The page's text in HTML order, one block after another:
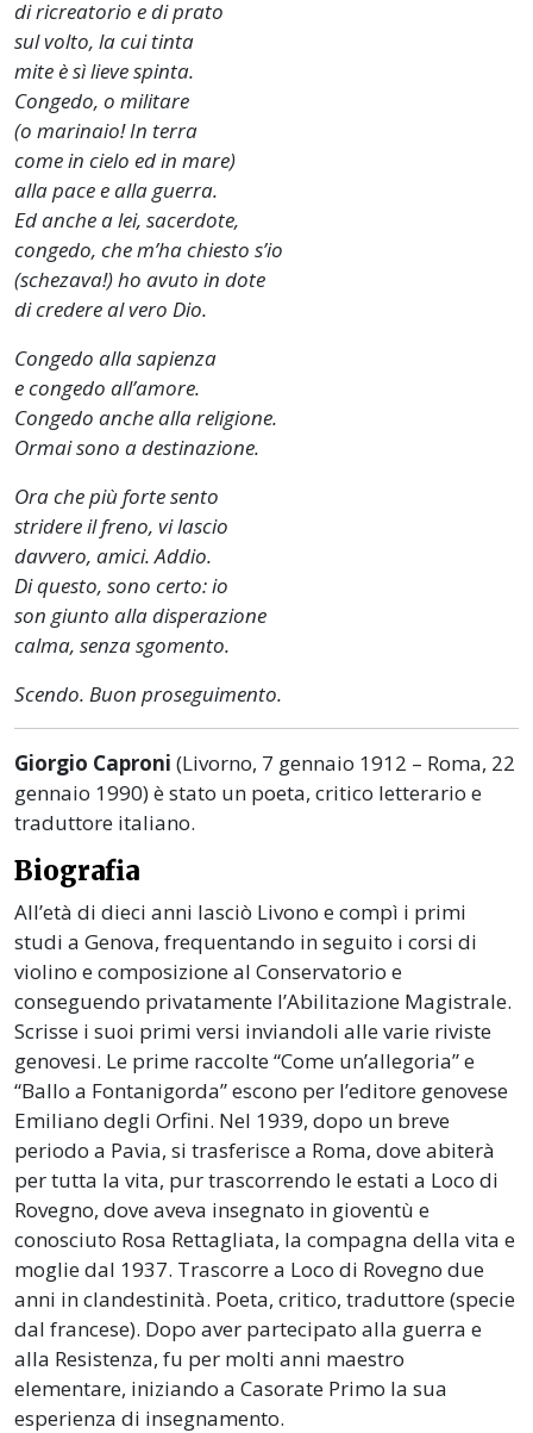
di ricreatorio e di prato
sul volto, la cui tinta
mite è sì lieve spinta.
Congedo, o militare
(o marinaio! In terra
come in cielo ed in mare)
alla pace e alla guerra.
Ed anche a lei, sacerdote,
congedo, che m’ha chiesto s’io
(schezava!) ho avuto in dote
di credere al vero Dio.
Congedo alla sapienza
e congedo all’amore.
Congedo anche alla religione.
Ormai sono a destinazione.
Ora che più forte sento
stridere il freno, vi lascio
davvero, amici. Addio.
Di questo, sono certo: io
son giunto alla disperazione
calma, senza sgomento.
Scendo. Buon proseguimento.
Giorgio Caproni (Livorno, 7 gennaio 1912 – Roma, 22
gennaio 1990) è stato un poeta, critico letterario e
traduttore italiano.
Biografia
All’età di dieci anni lasciò Livono e compì i primi
studi a Genova, frequentando in seguito i corsi di
violino e composizione al Conservatorio e
conseguendo privatamente l’Abilitazione Magistrale.
Scrisse i suoi primi versi inviandoli alle varie riviste
genovesi. Le prime raccolte “Come un’allegoria” e
“Ballo a Fontanigorda” escono per l’editore genovese
Emiliano degli Orfini. Nel 1939, dopo un breve
periodo a Pavia, si trasferisce a Roma, dove abiterà
per tutta la vita, pur trascorrendo le estati a Loco di
Rovegno, dove aveva insegnato in gioventù e
conosciuto Rosa Rettagliata, la compagna della vita e
moglie dal 1937. Trascorre a Loco di Rovegno due
anni in clandestinità. Poeta, critico, traduttore (specie
dal francese). Dopo aver partecipato alla guerra e
alla Resistenza, fu per molti anni maestro
elementare, iniziando a Casorate Primo la sua
esperienza di insegnamento.